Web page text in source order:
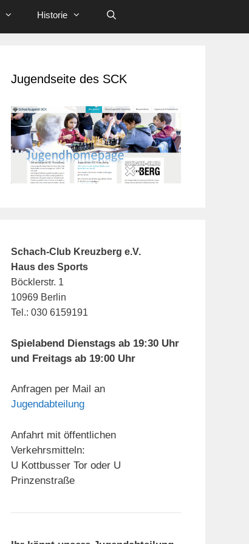
Historie
Jugendseite des SCK
Schach-Club Kreuzberg e.V.
Haus des Sports
Böcklerstr. 1
10969 Berlin
Tel.: 030 6159191
Spielabend Dienstags ab 19:30 Uhr
und Freitags ab 19:00 Uhr
Anfragen per Mail an
Jugendabteilung
Anfahrt mit öffentlichen
Verkehrsmitteln:
U Kottbusser Tor oder U
Prinzenstraße